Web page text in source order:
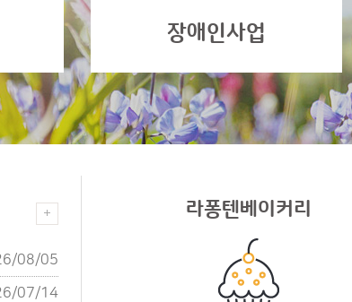
장애인사업
08/05
07/14
라퐁텐베이커리